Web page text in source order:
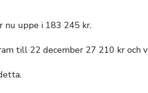
nu uppe i 183 245 kr.
till 22 december 27 210 kr och